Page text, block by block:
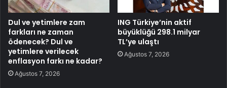
Dul ve yetimlere zam
farkları ne zaman
ödenecek? Dul ve
yetimlere verilecek
enflasyon farkı ne kadar?
Ağustos 7, 2026
ING Türkiye’nin aktif
büyüklüğü 298.1 milyar
TL’ye ulaştı
Ağustos 7, 2026